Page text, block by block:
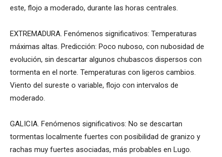
este, flojo a moderado, durante las horas centrales.
EXTREMADURA. Fenómenos significativos: Temperaturas
máximas altas. Predicción: Poco nuboso, con nubosidad de
evolución, sin descartar algunos chubascos dispersos con
tormenta en el norte. Temperaturas con ligeros cambios.
Viento del sureste o variable, flojo con intervalos de
moderado.
GALICIA. Fenómenos significativos: No se descartan
tormentas localmente fuertes con posibilidad de granizo y
rachas muy fuertes asociadas, más probables en Lugo.